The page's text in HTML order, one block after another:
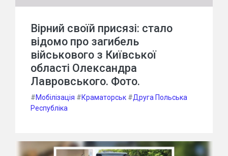
Вірний своїй присязі: стало
відомо про загибель
військового з Київської
області Олександра
Лавровського. Фото.
#Мобілізація #Краматорськ #Друга Польська
Республіка